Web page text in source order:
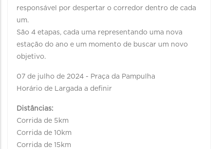
responsável por despertar o corredor dentro de cada
um.
São 4 etapas, cada uma representando uma nova
estação do ano e um momento de buscar um novo
objetivo.
07 de julho de 2024 - Praça da Pampulha
Horário de Largada a definir
Distâncias:
Corrida de 5km
Corrida de 10km
Corrida de 15km